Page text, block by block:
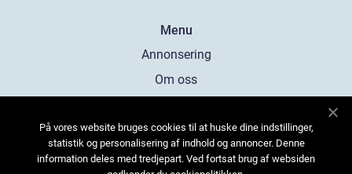
Menu
Annonsering
Om oss
Kontakta oss
Sitemap
På vores website bruges cookies til at huske dine indstillinger,
statistik og personalisering af indhold og annoncer. Denne
information deles med tredjepart. Ved fortsat brug af websiden